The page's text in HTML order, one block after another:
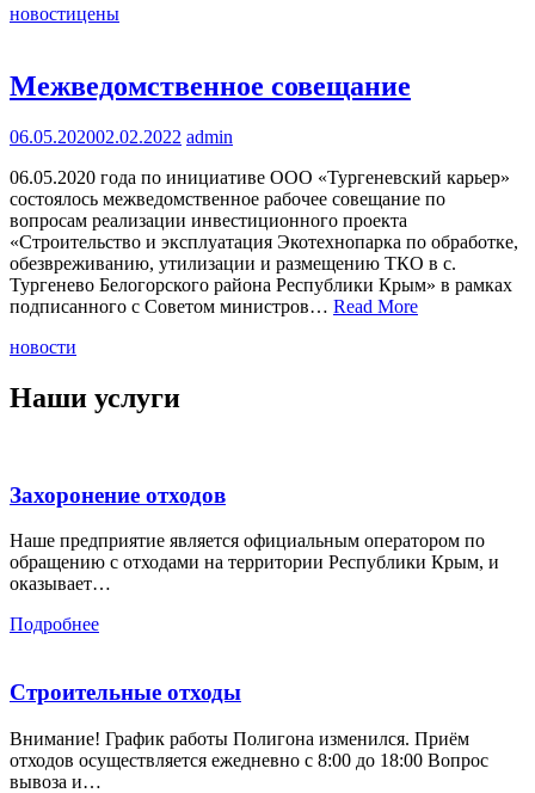
новостицены
Межведомственное совещание
06.05.202002.02.2022 admin
06.05.2020 года по инициативе ООО «Тургеневский карьер»
состоялось межведомственное рабочее совещание по
вопросам реализации инвестиционного проекта
«Строительство и эксплуатация Экотехнопарка по обработке,
обезвреживанию, утилизации и размещению ТКО в с.
Тургенево Белогорского района Республики Крым» в рамках
подписанного с Советом министров… Read More
новости
Наши услуги
Захоронение отходов
Наше предприятие является официальным оператором по
обращению с отходами на территории Республики Крым, и
оказывает…
Подробнее
Строительные отходы
Внимание! График работы Полигона изменился. Приём
отходов осуществляется ежедневно с 8:00 до 18:00 Вопрос
вывоза и…